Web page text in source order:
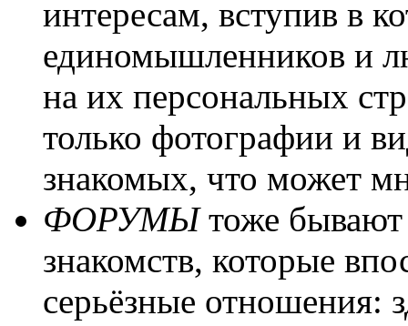
интересам, вступив в
единомышленников и
на их персональных
только фотографии и
знакомых, что может
ФОРУМЫтоже бывают
знакомств, которые
серьёзные отношения: